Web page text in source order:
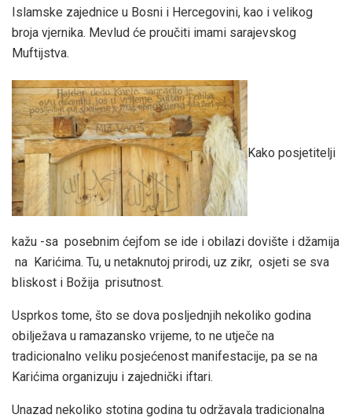
Islamske zajednice u Bosni i Hercegovini, kao i velikog
broja vjernika. Mevlud će proučiti imami sarajevskog
Muftijstva.
Kako posjetitelji
kažu -sa posebnim ćejfom se ide i obilazi dovište i džamija
na Karićima. Tu, u netaknutoj prirodi, uz zikr, osjeti se sva
bliskost i Božija prisutnost.
Usprkos tome, što se dova posljednjih nekoliko godina
obilježava u ramazansko vrijeme, to ne utječe na
tradicionalno veliku posjećenost manifestacije, pa se na
Karićima organizuju i zajednički iftari.
Unazad nekoliko stotina godina tu održavala tradicionalna